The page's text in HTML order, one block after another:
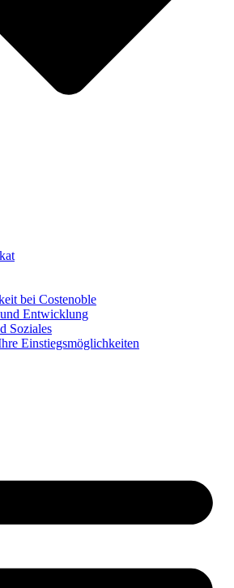
bei Costenoble
Entwicklung
Soziales
Einstiegsmöglichkeiten